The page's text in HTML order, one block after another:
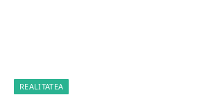
REALITATEA